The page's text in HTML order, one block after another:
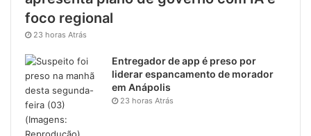
foco regional
23 horas Atrás
Entregador de app é preso por
liderar espancamento de morador
em Anápolis
23 horas Atrás